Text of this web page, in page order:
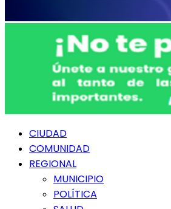
Menú
principal
CIUDAD
COMUNIDAD
REGIONAL
MUNICIPIO
POLÍTICA